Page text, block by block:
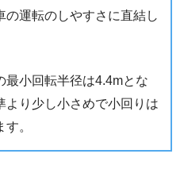
運転のしやすさに直結し
最小回転半径は4.4mとな
より少し小さめで小回りは
。